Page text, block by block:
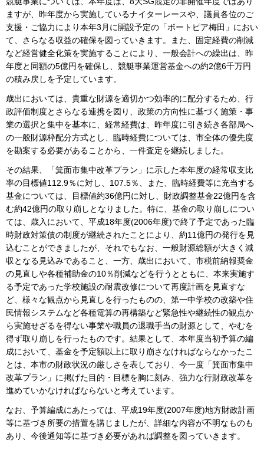
ますが、昨年度から実施しているナイターレースや、議員各位のご
支援・ご協力により本年3月に開設予定の「ボートピア梅田」におい
て、さらなる収益の確保を図っていきます。また、固定経費の削減
など経営健全化策を実施することにより、一般会計への繰出は、昨
年度と同額の5億円を確保し、競艇事業運営基金への約2億6千万円
の積み戻しを予定しています。
歳出においては、貴重な財源を適切かつ効率的に配分するため、行
政評価制度とさらなる連携を図り、政策の方向性に基づく施策・事
業の選択と集中を基本に、経常経費は、昨年度に引き続き各部局へ
の一般財源枠配分方式とし、臨時経費については、市全体の優先度
を勘案する必要があることから、一件査定を継続しました。
その結果、「箕面市集中改革プラン」に示した本年度の経常収支比
率の目標値112.9％に対し、107.5％、また、臨時経費等に充当する
基金については、目標値約36億円に対し、財政調整基金22億円を含
む約42億円の取り崩しとなりました。特に、基金の取り崩しについ
ては、歳入において、平成18年度(2006年度)で終了予定であった臨
時財政対策債の制度が継続されたことにより、約11億円の発行を見
込むことができましたが、それでもなお、一般財源総額が大きく減
収となる見込みであること、一方、歳出において、市税前納報奨金
の見直しや各種補助金の10％削減などを行うとともに、本来実施す
る予定であった学校施設の耐震改修について再度計画を見直すな
ど、様々な観点から見直しを行ったものの、第一中学校の改築や住
民情報システムなど各種電算の再構築など緊急性や継続性の観点か
ら実施せざるを得ない事業や職員の退職手当の財源として、やむを
得ず取り崩しを行ったものです。結果として、本年度当初予算の編
成において、基金を予定額以上に取り崩さなければならなかったこ
とは、本市の財政状況の厳しさを表しており、今一度「箕面市集中
改革プラン」に掲げた目的・目標を胸に刻み、強力な行財政改革を
進めていかなければならないと考えています。
なお、予算編成にあたっては、平成19年度(2007年度)地方財政計画
等に基づき所要の措置を講じましたが、詳細な内容が不明なものも
あり、今後通知等に基づき必要があれば調整を図っていきます。